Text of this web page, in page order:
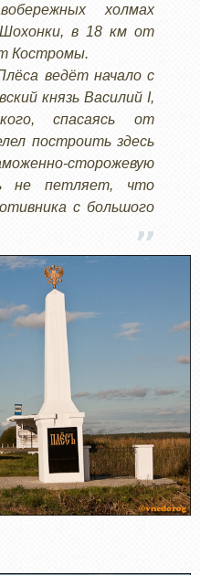
холмах
в 18 км от
Костромы.
ведёт начало с
князь Василий I,
спасаясь от
построить здесь
сторожевую
не петляет, что
с большого